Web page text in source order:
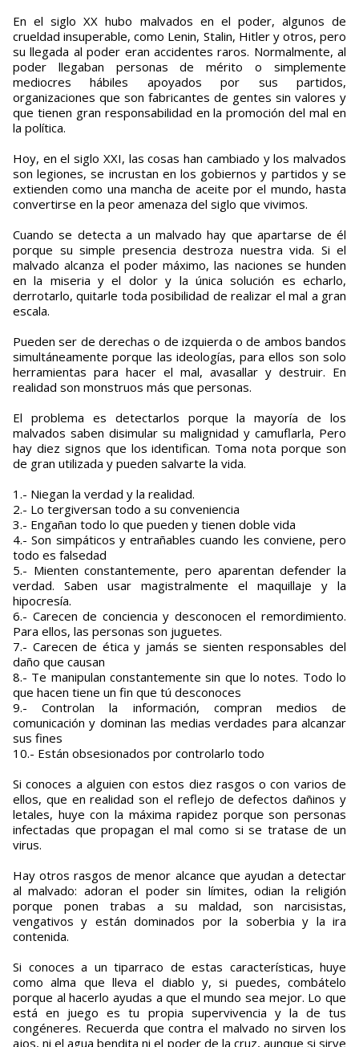
En el siglo XX hubo malvados en el poder, algunos de
crueldad insuperable, como Lenin, Stalin, Hitler y otros, pero
su llegada al poder eran accidentes raros. Normalmente, al
poder llegaban personas de mérito o simplemente
mediocres hábiles apoyados por sus partidos,
organizaciones que son fabricantes de gentes sin valores y
que tienen gran responsabilidad en la promoción del mal en
la política.
Hoy, en el siglo XXI, las cosas han cambiado y los malvados
son legiones, se incrustan en los gobiernos y partidos y se
extienden como una mancha de aceite por el mundo, hasta
convertirse en la peor amenaza del siglo que vivimos.
Cuando se detecta a un malvado hay que apartarse de él
porque su simple presencia destroza nuestra vida. Si el
malvado alcanza el poder máximo, las naciones se hunden
en la miseria y el dolor y la única solución es echarlo,
derrotarlo, quitarle toda posibilidad de realizar el mal a gran
escala.
Pueden ser de derechas o de izquierda o de ambos bandos
simultáneamente porque las ideologías, para ellos son solo
herramientas para hacer el mal, avasallar y destruir. En
realidad son monstruos más que personas.
El problema es detectarlos porque la mayoría de los
malvados saben disimular su malignidad y camuflarla, Pero
hay diez signos que los identifican. Toma nota porque son
de gran utilizada y pueden salvarte la vida.
1.- Niegan la verdad y la realidad.
2.- Lo tergiversan todo a su conveniencia
3.- Engañan todo lo que pueden y tienen doble vida
4.- Son simpáticos y entrañables cuando les conviene, pero
todo es falsedad
5.- Mienten constantemente, pero aparentan defender la
verdad. Saben usar magistralmente el maquillaje y la
hipocresía.
6.- Carecen de conciencia y desconocen el remordimiento.
Para ellos, las personas son juguetes.
7.- Carecen de ética y jamás se sienten responsables del
daño que causan
8.- Te manipulan constantemente sin que lo notes. Todo lo
que hacen tiene un fin que tú desconoces
9.- Controlan la información, compran medios de
comunicación y dominan las medias verdades para alcanzar
sus fines
10.- Están obsesionados por controlarlo todo
Si conoces a alguien con estos diez rasgos o con varios de
ellos, que en realidad son el reflejo de defectos dañinos y
letales, huye con la máxima rapidez porque son personas
infectadas que propagan el mal como si se tratase de un
virus.
Hay otros rasgos de menor alcance que ayudan a detectar
al malvado: adoran el poder sin límites, odian la religión
porque ponen trabas a su maldad, son narcisistas,
vengativos y están dominados por la soberbia y la ira
contenida.
Si conoces a un tiparraco de estas características, huye
como alma que lleva el diablo y, si puedes, combátelo
porque al hacerlo ayudas a que el mundo sea mejor. Lo que
está en juego es tu propia supervivencia y la de tus
congéneres. Recuerda que contra el malvado no sirven los
ajos, ni el agua bendita ni el poder de la cruz, aunque si sirve